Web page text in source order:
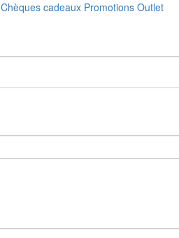
Chèques cadeaux Promotions Outlet